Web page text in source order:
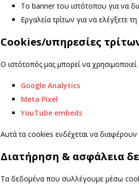
Το banner του ιστότοπου για να
Εργαλεία τρίτων για να ελέγξετε
Cookies/υπηρεσίες
Ο ιστότοπός μας μπορεί να
Google Analytics
Meta Pixel
YouTube embeds
Αυτά τα cookies ενδέχεται να
Διατήρηση & ασφάλεια
Τα δεδομένα που συλλέγουμε μέσω